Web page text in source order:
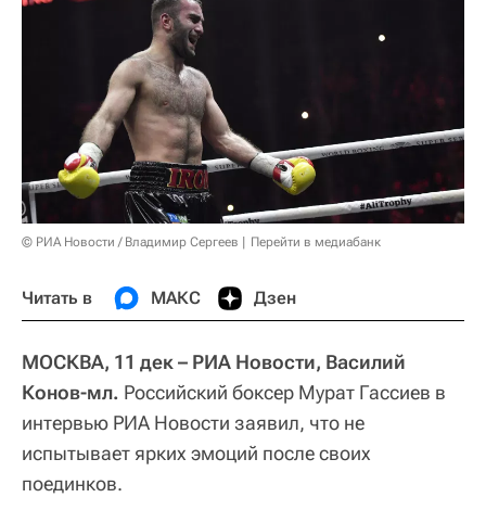
© РИА Новости / Владимир Сергеев Перейти в медиабанк
Читать в МАКС Дзен
МОСКВА, 11 дек – РИА Новости, Василий
Конов-мл. Российский боксер Мурат Гассиев в
интервью РИА Новости заявил, что не
испытывает ярких эмоций после своих
поединков.